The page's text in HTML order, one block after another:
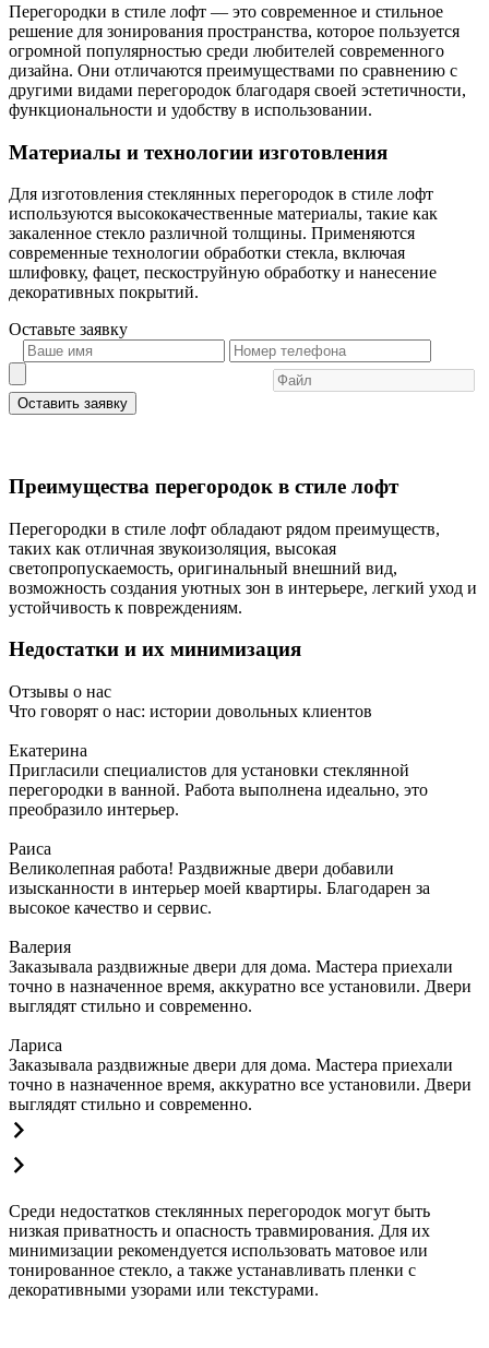
Перегородки в стиле лофт — это современное и стильное
решение для зонирования пространства, которое пользуется
огромной популярностью среди любителей современного
дизайна. Они отличаются преимуществами по сравнению с
другими видами перегородок благодаря своей эстетичности,
функциональности и удобству в использовании.
Материалы и технологии изготовления
Для изготовления стеклянных перегородок в стиле лофт
используются высококачественные материалы, такие как
закаленное стекло различной толщины. Применяются
современные технологии обработки стекла, включая
шлифовку, фацет, пескоструйную обработку и нанесение
декоративных покрытий.
Оставьте заявку
Оставить заявку
Преимущества перегородок в стиле лофт
Перегородки в стиле лофт обладают рядом преимуществ,
таких как отличная звукоизоляция, высокая
светопропускаемость, оригинальный внешний вид,
возможность создания уютных зон в интерьере, легкий уход и
устойчивость к повреждениям.
Недостатки и их минимизация
Отзывы о нас
Что говорят о нас: истории довольных клиентов
Екатерина
Пригласили специалистов для установки стеклянной
перегородки в ванной. Работа выполнена идеально, это
преобразило интерьер.
Раиса
Великолепная работа! Раздвижные двери добавили
изысканности в интерьер моей квартиры. Благодарен за
высокое качество и сервис.
Валерия
Заказывала раздвижные двери для дома. Мастера приехали
точно в назначенное время, аккуратно все установили. Двери
выглядят стильно и современно.
Лариса
Заказывала раздвижные двери для дома. Мастера приехали
точно в назначенное время, аккуратно все установили. Двери
выглядят стильно и современно.
Среди недостатков стеклянных перегородок могут быть
низкая приватность и опасность травмирования. Для их
минимизации рекомендуется использовать матовое или
тонированное стекло, а также устанавливать пленки с
декоративными узорами или текстурами.